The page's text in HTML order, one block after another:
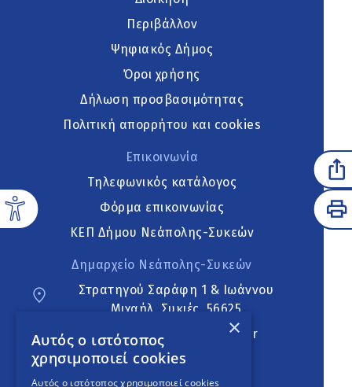
Περιβάλλον
Ψηφιακός Δήμος
Όροι χρήσης
Δήλωση προσβασιμότητας
Πολιτική απορρήτου και cookies
Επικοινωνία
Τηλεφωνικός κατάλογος
Φόρμα επικοινωνίας
ΚΕΠ Δήμου Νεάπολης-Συκεών
Δημαρχείο Νεάπολης-Συκεών
Στρατηγού Σαράφη 1 & Ιωάννου
Μιχαήλ, Συκιές, 56625
neapoli.sykies@ddt.gov.gr
Ακολουθήστε
×
Αυτός ο ιστότοπος
χρησιμοποιεί cookies
Αυτός ο ιστότοπος χρησιμοποιεί cookies